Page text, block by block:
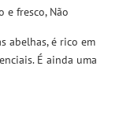
e fresco, Não
abelhas, é rico em
É ainda uma